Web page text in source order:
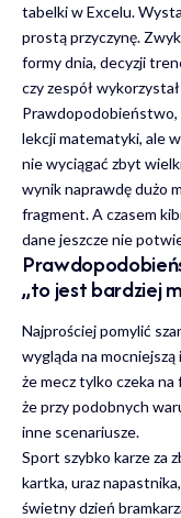
tabelki w Excelu.
prostą przyczynę.
formy dnia, decyzji
czy zespół
Prawdopodobieństwo,
lekcji matematyki, ale
nie wyciągać zbyt
wynik naprawdę dużo
fragment. A czasem
dane jeszcze nie
„to jest bardziej
Najprościej pomylić
wygląda na mocniejszą
że mecz tylko czeka
że przy podobnych
inne scenariusze.
Sport szybko karze za
kartka, uraz
świetny dzień